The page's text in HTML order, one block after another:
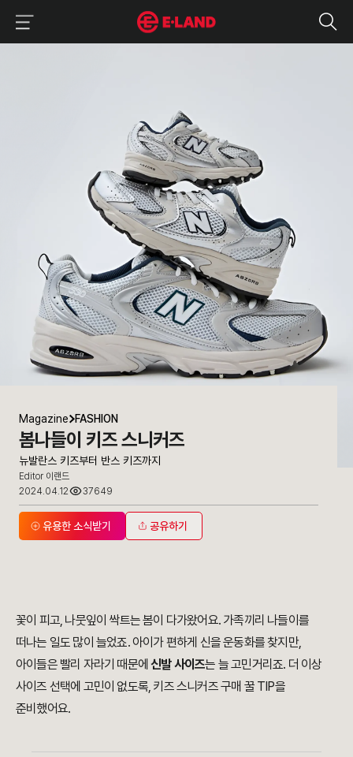
뉴발란스 키즈부터 반스 키즈까지
매거진 상세보기
Magazine FASHION
봄나들이 키즈 스니커즈
뉴발란스 키즈부터 반스 키즈까지
Editor 이랜드
2024.04.12
37649
유용한 소식받기 공유하기
꽃이 피고, 나뭇잎이 싹트는 봄이 다가왔어요. 가족끼리 나들이를
떠나는 일도 많이 늘었죠. 아이가 편하게 신을 운동화를 찾지만,
아이들은 빨리 자라기 때문에 신발 사이즈는 늘 고민거리죠. 더 이상
사이즈 선택에 고민이 없도록, 키즈 스니커즈 구매 꿀 TIP을
준비했어요.